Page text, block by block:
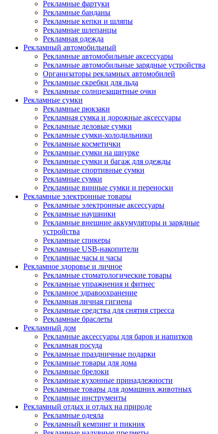
Рекламные фартуки
Рекламные банданы
Рекламные кепки и шляпы
Рекламные шлепанцы
Рекламная одежда
Рекламный автомобильный
Рекламные автомобильные аксессуары
Рекламные автомобильные зарядные устройства
Организаторы рекламных автомобилей
Рекламные скребки для льда
Рекламные солнцезащитные очки
Рекламные сумки
Рекламные рюкзаки
Рекламная сумка и дорожные аксессуары
Рекламные деловые сумки
Рекламные сумки-холодильники
Рекламные косметички
Рекламные сумки на шнурке
Рекламные сумки и багаж для одежды
Рекламные спортивные сумки
Рекламные сумки
Рекламные винные сумки и переноски
Рекламные электронные товары
Рекламные электронные аксессуары
Рекламные наушники
Рекламные внешние аккумуляторы и зарядные
устройства
Рекламные спикеры
Рекламные USB-накопители
Рекламные часы и часы
Рекламное здоровье и личное
Рекламные стоматологические товары
Рекламные упражнения и фитнес
Рекламное здравоохранение
Рекламная личная гигиена
Рекламные средства для снятия стресса
Рекламные браслеты
Рекламный дом
Рекламные аксессуары для баров и напитков
Рекламная посуда
Рекламные праздничные подарки
Рекламные товары для дома
Рекламные брелоки
Рекламные кухонные принадлежности
Рекламные товары для домашних животных
Рекламные инструменты
Рекламный отдых и отдых на природе
Рекламные одеяла
Рекламный кемпинг и пикник